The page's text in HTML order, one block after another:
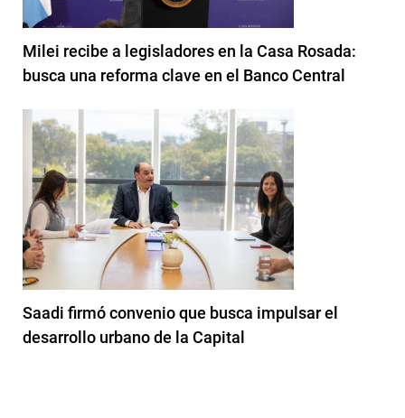
Milei recibe a legisladores en la Casa Rosada:
busca una reforma clave en el Banco Central
Saadi firmó convenio que busca impulsar el
desarrollo urbano de la Capital